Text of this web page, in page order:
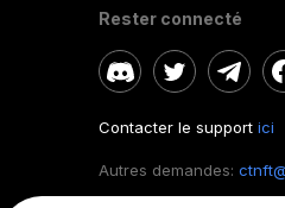
Rester connecté
Contacter le support ici
Autres demandes: